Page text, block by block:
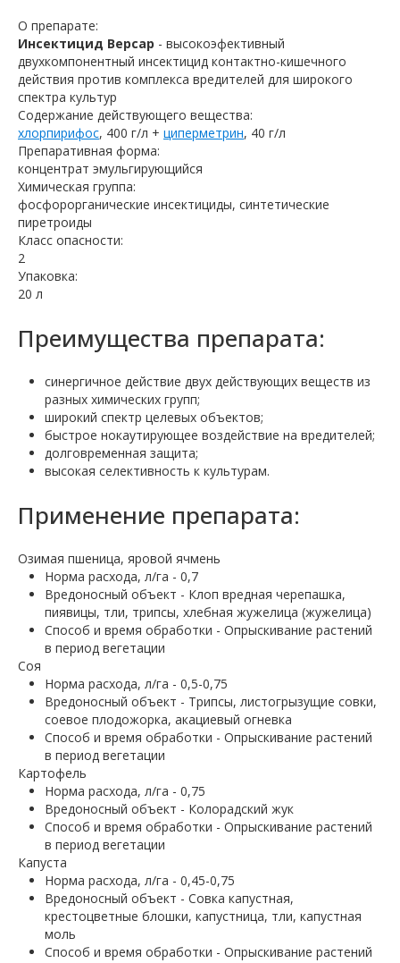
О препарате:
Инсектицид Версар - высокоэфективный
двухкомпонентный инсектицид контактно-кишечного
действия против комплекса вредителей для широкого
спектра культур
Содержание действующего вещества:
хлорпирифос, 400 г/л + циперметрин, 40 г/л
Препаративная форма:
концентрат эмульгирующийся
Химическая группа:
фосфорорганические инсектициды, синтетические
пиретроиды
Класс опасности:
2
Упаковка:
20 л
Преимущества препарата:
cинергичное действие двух действующих веществ из
разных химических групп;
широкий спектр целевых объектов;
быстрое нокаутирующее воздействие на вредителей;
долговременная защита;
высокая селективность к культурам.
Применение препарата:
Озимая пшеница, яровой ячмень
Норма расхода, л/га - 0,7
Вредоносный объект - Клоп вредная черепашка,
пиявицы, тли, трипсы, хлебная жужелица (жужелица)
Способ и время обработки - Опрыскивание растений
в период вегетации
Cоя
Норма расхода, л/га - 0,5-0,75
Вредоносный объект - Трипсы, листогрызущие совки,
соевое плодожорка, акациевый огневка
Способ и время обработки - Опрыскивание растений
в период вегетации
Картофель
Норма расхода, л/га - 0,75
Вредоносный объект - Колорадский жук
Способ и время обработки - Опрыскивание растений
в период вегетации
Капуста
Норма расхода, л/га - 0,45-0,75
Вредоносный объект - Совка капустная,
крестоцветные блошки, капустница, тли, капустная
моль
Способ и время обработки - Опрыскивание растений